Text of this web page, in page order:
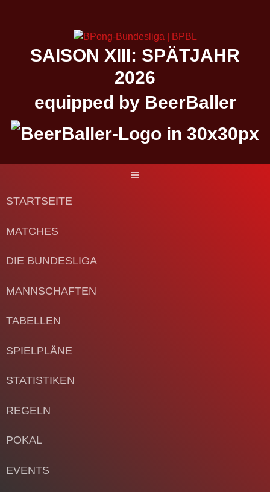
SAISON XIII: SPÄTJAHR
2026
equipped by BeerBaller
STARTSEITE
MATCHES
DIE BUNDESLIGA
MANNSCHAFTEN
TABELLEN
SPIELPLÄNE
STATISTIKEN
REGELN
POKAL
EVENTS